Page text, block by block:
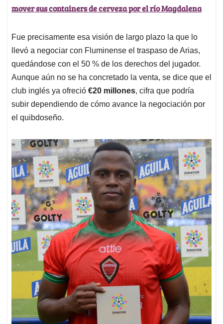
mover sus containers de cerveza por el río Magdalena
Fue precisamente esa visión de largo plazo la que lo
llevó a negociar con Fluminense el traspaso de Arias,
quedándose con el 50 % de los derechos del jugador.
Aunque aún no se ha concretado la venta, se dice que el
club inglés ya ofreció €20 millones, cifra que podría
subir dependiendo de cómo avance la negociación por
el quibdoseño.